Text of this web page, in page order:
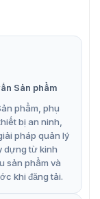
thể xác nhận
tương thích với
cho tự động
và kính
thông
tích hợp
phẩm có
Sản phẩm
phẩm, phụ
bị an ninh,
pháp quản lý
dựng từ kinh
sản phẩm và
khi đăng tải.